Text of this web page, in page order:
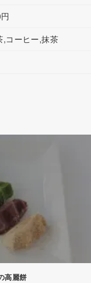
,コーヒー,抹茶
高麗餅